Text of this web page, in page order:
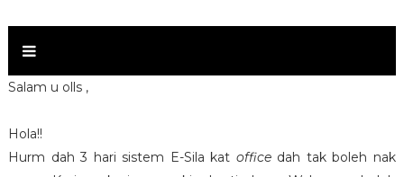
Salam u olls ,
Hola!!
Hurm dah 3 hari sistem E-Sila kat officedah tak boleh nak